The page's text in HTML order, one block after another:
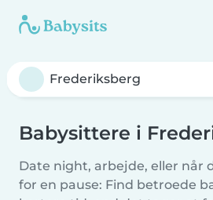
Babysittere i
Date night, arbejde, eller når
for en pause: Find betroede